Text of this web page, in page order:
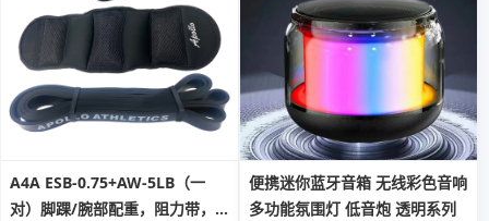
A4A ESB-0.75+AW-5LB（一
对）脚踝/腕部配重，阻力带，
便携迷你蓝牙音箱 无线彩色音响
多功能氛围灯 低音炮 透明系列